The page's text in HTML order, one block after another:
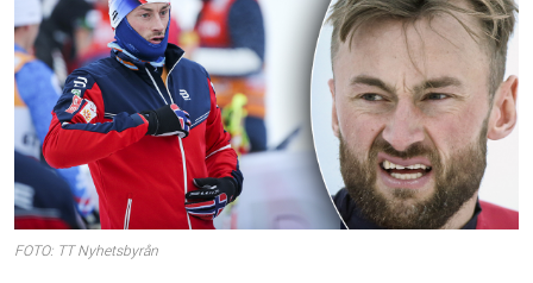
FOTO: TT Nyhetsbyrån